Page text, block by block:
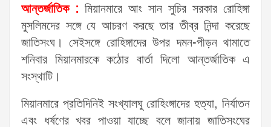
আন্তর্জাতিক : মিয়ানমারে আং সান সুচির সরকার রোহিঙ্গা
মুসলিমদের সঙ্গে যে আচরণ করছে তার তীব্র নিন্দা করেছে
জাতিসংঘ। সেইসঙ্গে রোহিঙ্গাদের উপর দমন-পীড়ন থামাতে
শনিবার মিয়ানমারকে কঠোর বার্তা দিলো আন্তর্জাতিক এ
সংস্থাটি।
মিয়ানমারে প্রতিদিনিই সংখ্যালঘু রোহিংঙ্গাদের হত্যা, নির্যাতন
এবং ধর্ষণের খবর পাওয়া যাচ্ছে বলে জানায় জাতিসংঘের